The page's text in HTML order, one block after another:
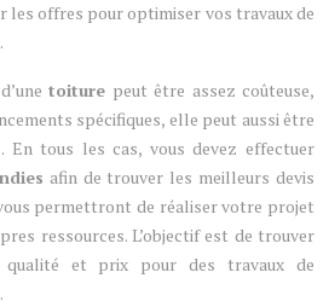
les offres pour optimiser vos travaux de
d’une toiture peut être assez coûteuse,
spécifiques, elle peut aussi être
En tous les cas, vous devez effectuer
afin de trouver les meilleurs devis
permettront de réaliser votre projet
ressources. L’objectif est de trouver
et prix pour des travaux de